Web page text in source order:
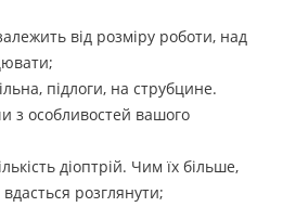
від розміру роботи, над
підлоги, на струбцине.
з особливостей вашого
діоптрій. Чим їх більше,
розглянути;